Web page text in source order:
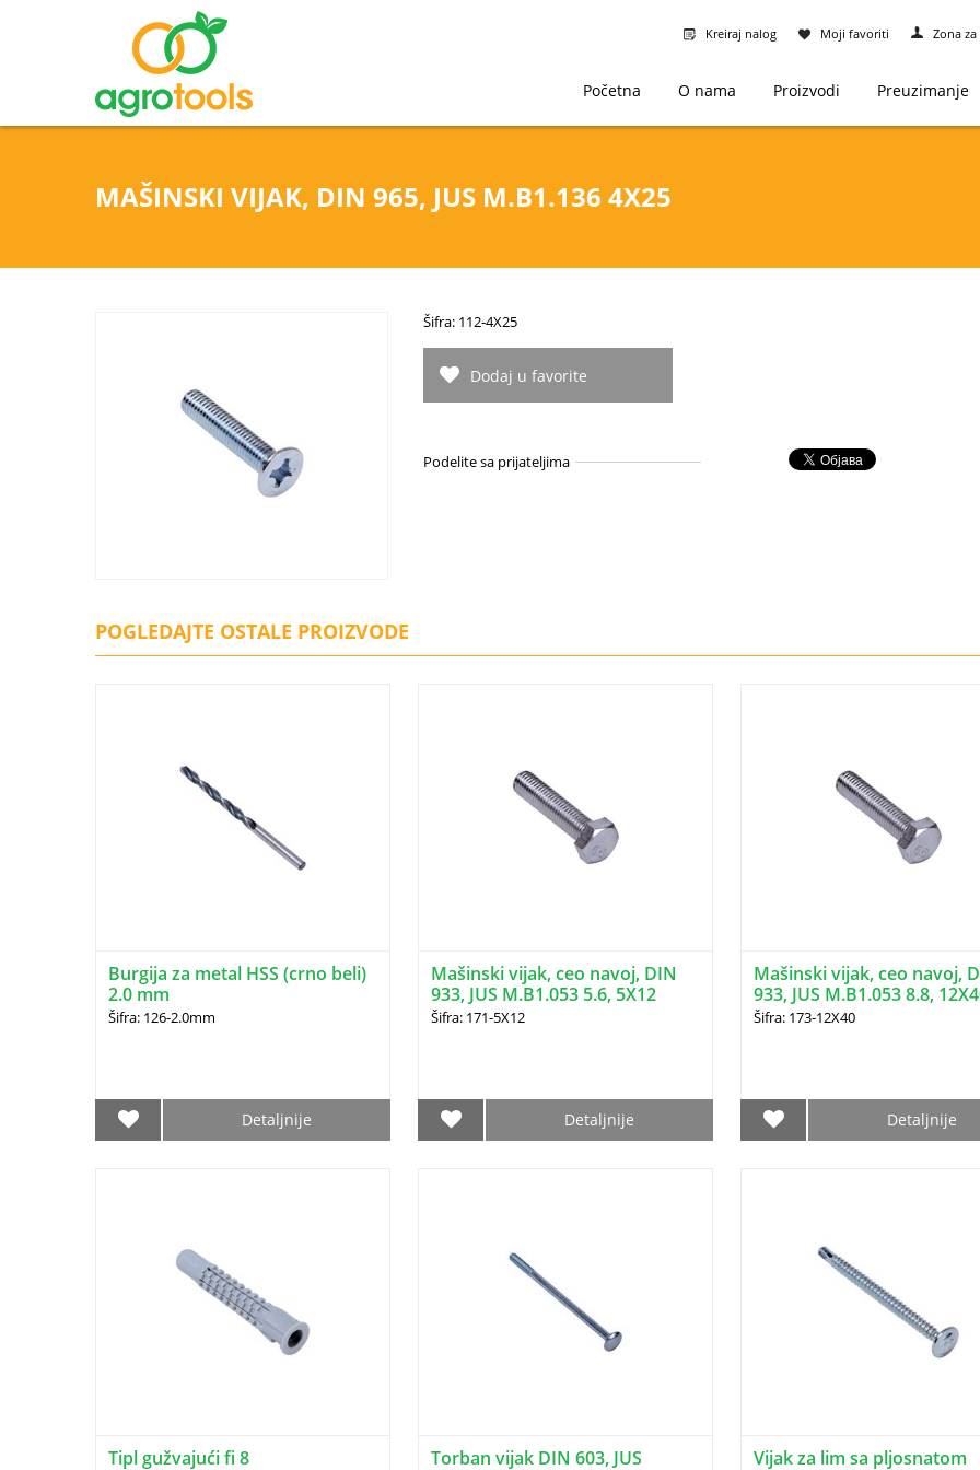
MAŠINSKI VIJAK, DIN 965, JUS M.B1.136 4X25
Kreiraj nalog Moji favoriti Zona
Početna O nama Proizvodi Preuzimanje
Šifra: 112-4X25
Dodaj u favorite
Podelite sa prijateljima
POGLEDAJTE OSTALE PROIZVODE
Burgija za metal HSS (crno beli)
2.0 mm
Šifra: 126-2.0mm
Detaljnije
Mašinski vijak, ceo navoj, DIN
933, JUS M.B1.053 5.6, 5X12
Šifra: 171-5X12
Detaljnije
Mašinski vijak, ceo navoj,
933, JUS M.B1.053 8.8,
Šifra: 173-12X40
Detaljnije
Tipl gužvajući fi 8
Torban vijak DIN 603, JUS
Vijak za lim sa pljosnatom